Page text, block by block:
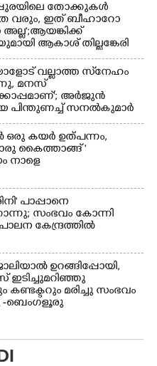
തോക്കുകൾ
വരും, ഇത് ബീഹാറോ
ആകാശ് തില്ലങ്കേരി
വല്ലാത്ത സ്‌നേഹം
മനസ്
അർജുൻ
പിന്തുണച്ച് സനൽകുമാർ
ഒരു കയർ ഉത്പന്നം,
കൈത്താങ്ങ് '
നാളെ
പാപ്പാനെ
സംഭവം കോന്നി
കേന്ദ്രത്തിൽ
ഉറങ്ങിപ്പോയി,
ഇടിച്ചുമറിഞ്ഞു
മരിച്ചു സംഭവം
ബെംഗളൂരു